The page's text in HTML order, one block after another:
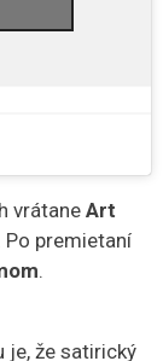
vrátane Art
Po premietaní
.
je, že satirický